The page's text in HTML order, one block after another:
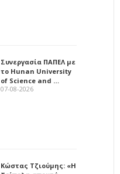
Συνεργασία ΠΑΠΕΛ με
το Hunan University
of Science and …
07-08-2026
Κώστας Τζιούμης: «Η